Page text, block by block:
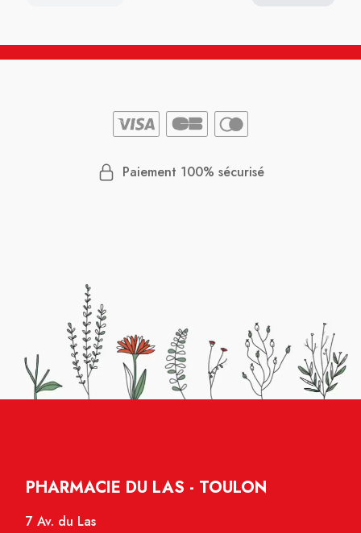
Paiement 100% sécurisé
PHARMACIE DU LAS - TOULON
7 Av. du Las